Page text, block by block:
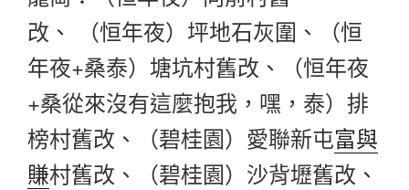
改、 （恒年夜）坪地石灰圍、（恒
年夜+桑泰）塘坑村舊改、（恒年夜
+桑從來沒有這麼抱我，嘿，泰）排
榜村舊改、（碧桂園）愛聯新屯富與
賺村舊改、（碧桂園）沙背壢舊改、